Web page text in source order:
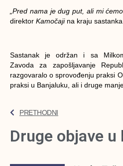
„Pred nama je dug put, ali mi
direktor Kamočaji na kraju sastanka.
Sastanak je održan i sa
Zavoda za zapošljavanje
razgovaralo o sprovođenju praksi
praksi u Banjaluku, ali i druge
PRETHODNI
Druge objave